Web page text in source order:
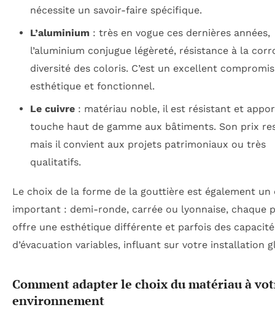
nécessite un savoir-faire spécifique.
L’aluminium: très en vogue ces dernières années,
l’aluminium conjugue légèreté, résistance à la
diversité des coloris. C’est un excellent
esthétique et fonctionnel.
Le cuivre: matériau noble, il est résistant et
touche haut de gamme aux bâtiments. Son prix
mais il convient aux projets patrimoniaux ou très
qualitatifs.
Le choix de la forme de la gouttière est également un
important : demi-ronde, carrée ou lyonnaise, chaque
offre une esthétique différente et parfois des
d’évacuation variables, influant sur votre installation
Comment adapter le choix du matériau à
environnement